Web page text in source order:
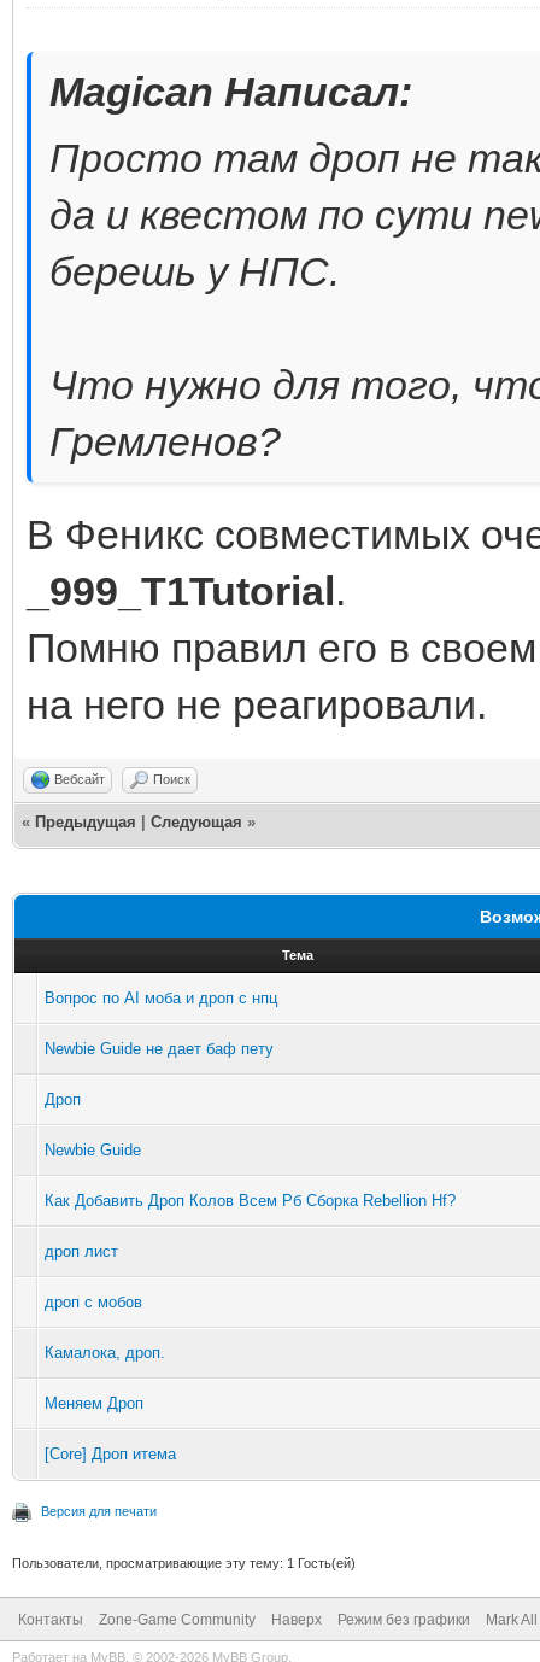
Magican Написал:
Просто там дроп не
да и квестом по сути
берешь у НПС.
Что нужно для того,
Гремленов?
В Феникс совместимых
_999_T1Tutorial.
Помню правил его в
на него не реагировали.
Вебсайт Поиск
« Предыдущая Следующая »
Тема
Вопрос по AI моба и дроп с нпц
Newbie Guide не дает баф пету
Дроп
Newbie Guide
Как Добавить Дроп Колов Всем Рб Сборка Rebellion Hf?
дроп лист
дроп с мобов
Камалока, дроп.
Меняем Дроп
[Core] Дроп итема
Версия для печати
Пользователи, просматривающие эту тему: 1 Гость(ей)
Контакты Zone-Game Community Наверх Режим без графики Mark
Работает на MyBB , © 2002-2026 MyBB Group